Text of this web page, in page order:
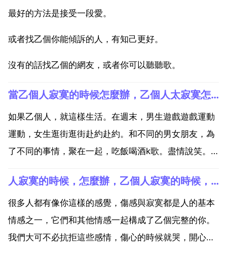
最好的方法是接受一段愛。
或者找乙個你能傾訴的人，有知己更好。
沒有的話找乙個的網友，或者你可以聽聽歌。
當乙個人寂寞的時候怎麼辦，乙個人太寂寞怎麼辦
如果乙個人，就這樣生活。在週末，男生遊戲遊戲運動
運動，女生逛街逛街赴約赴約。和不同的男女朋友，為
了不同的事情，聚在一起，吃飯喝酒k歌。盡情說笑。
聽張惠妹聽楊千嬅，聽陳奕迅，聽張學友。不看張愛
玲，看報紙，看雜誌，做乙個內心豐富的人。做乙個內
心有深度的人。...
人寂寞的時候，怎麼辦，乙個人寂寞的時候，怎麼辦？
很多人都有像你這樣的感覺，傷感與寂寞都是人的基本
情感之一，它們和其他情感一起構成了乙個完整的你。
我們大可不必抗拒這些感情，傷心的時候就哭，開心的